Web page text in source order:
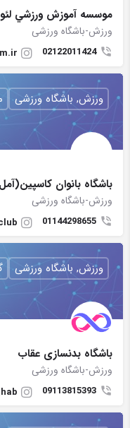
موسسه آموزش ورزشي لئو
ورزش-باشگاه ورزشی
02122011424
باشگاه بانوان
ورزش-باشگاه ورزشی
01144298655
ورزش, باشگاه ورزشی
باشگاه بدنسازی عقاب
ورزش-باشگاه ورزشی
09113815393
ورزش, باشگاه ورزشی